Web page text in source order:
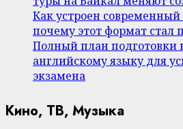
Как устроен
почему этот формат стал
Полный план подготовки
английскому языку для
экзамена
Кино, ТВ, Музыка